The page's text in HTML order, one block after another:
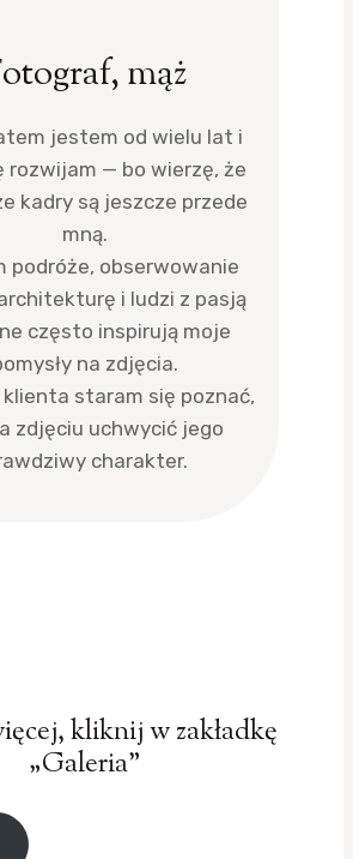
mąż
jestem od wielu lat i
rozwijam — bo wierzę, że
kadry są jeszcze przede
mną.
podróże, obserwowanie
i ludzi z pasją
często inspirują moje
na zdjęcia.
klienta staram się poznać,
zdjęciu uchwycić jego
charakter.
kliknij w zakładkę
„Galeria”